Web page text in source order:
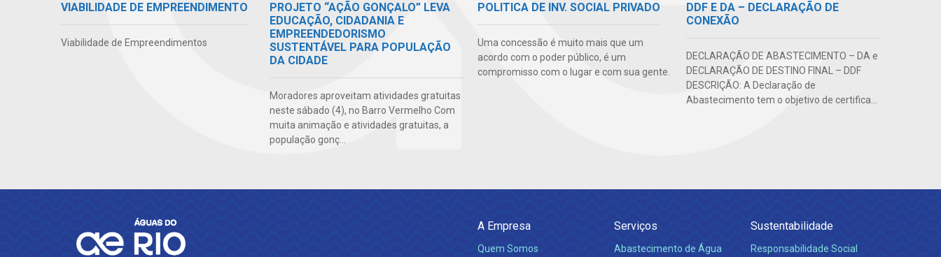
VIABILIDADE DE EMPREENDIMENTO
Viabilidade de Empreendimentos
PROJETO “AÇÃO GONÇALO” LEVA
EDUCAÇÃO, CIDADANIA E
EMPREENDEDORISMO
SUSTENTÁVEL PARA POPULAÇÃO
DA CIDADE
Moradores aproveitam atividades gratuitas
neste sábado (4), no Barro Vermelho Com
muita animação e atividades gratuitas, a
população gonç...
POLITICA DE INV. SOCIAL PRIVADO
Uma concessão é muito mais que um
acordo com o poder público, é um
compromisso com o lugar e com sua gente.
DDF E DA – DECLARAÇÃO DE
CONEXÃO
DECLARAÇÃO DE ABASTECIMENTO – DA e
DECLARAÇÃO DE DESTINO FINAL – DDF
DESCRIÇÃO: A Declaração de
Abastecimento tem o objetivo de certifica...
A Empresa
Quem Somos
Serviços
Abastecimento de Água
Sustentabilidade
Responsabilidade Social